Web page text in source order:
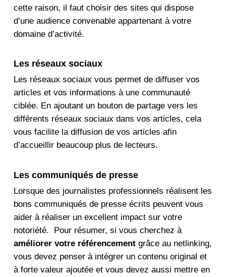
cette raison, il faut choisir des sites qui dispose
d’une audience convenable appartenant à votre
domaine d’activité.
Les réseaux sociaux
Les réseaux sociaux vous permet de diffuser vos
articles et vos informations à une communauté
ciblée. En ajoutant un bouton de partage vers les
différents réseaux sociaux dans vos articles, cela
vous facilite la diffusion de vos articles afin
d’accueillir beaucoup plus de lecteurs.
Les communiqués de presse
Lorsque des journalistes professionnels réalisent les
bons communiqués de presse écrits peuvent vous
aider à réaliser un excellent impact sur votre
notoriété. Pour résumer, si vous cherchez à
améliorer votre référencementgrâce au netlinking,
vous devez penser à intégrer un contenu original et
à forte valeur ajoutée et vous devez aussi mettre en